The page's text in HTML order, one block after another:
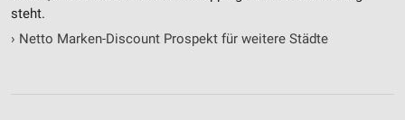
steht.
› Netto Marken-Discount Prospekt für weitere Städte